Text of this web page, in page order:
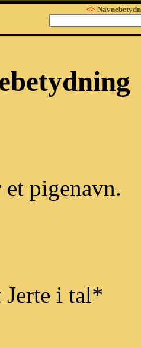
<>
et pigenavn.
Jerte i tal*